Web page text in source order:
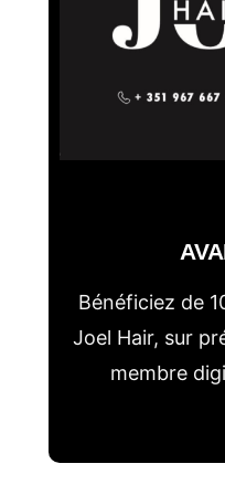
Bénéficiez de
Joel Hair, sur
membre